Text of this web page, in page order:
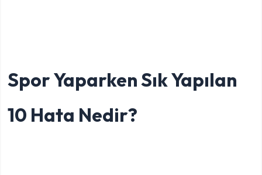
Spor Yaparken Sık Yapılan
10 Hata Nedir?